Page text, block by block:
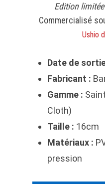
Edition limitée
Commercialisé
Ushio
Date de
Fabricant :
Gamme :
Cloth)
Taille : 16cm
Matériaux :
pression